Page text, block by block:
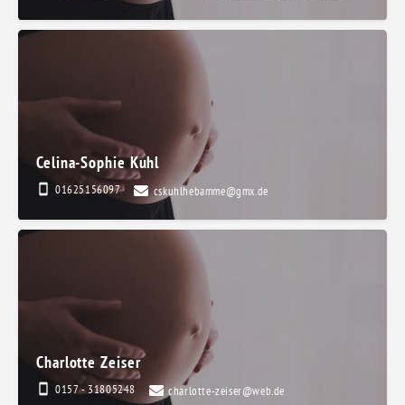
Celina-Sophie Kuhl
01625156097 cskuhlhebamme@gmx.de
Charlotte Zeiser
0157 - 31805248 charlotte-zeiser@web.de